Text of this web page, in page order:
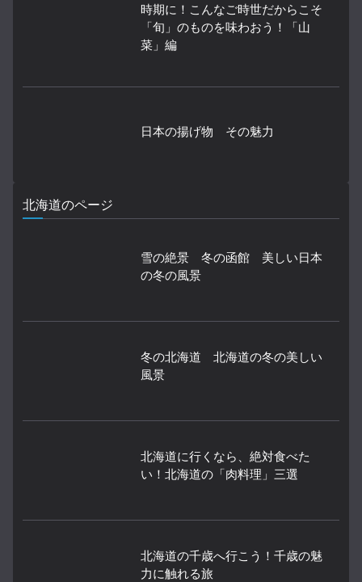
時期に！こんなご時世だからこそ
「旬」のものを味わおう！「山
菜」編
日本の揚げ物 その魅力
北海道のページ
雪の絶景 冬の函館 美しい日本
の冬の風景
冬の北海道 北海道の冬の美しい
風景
北海道に行くなら、絶対食べた
い！北海道の「肉料理」三選
北海道の千歳へ行こう！千歳の魅
力に触れる旅